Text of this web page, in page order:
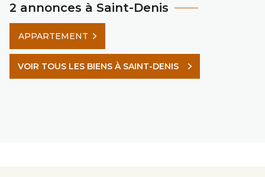
2 annonces à Saint-Denis
APPARTEMENT
VOIR TOUS LES BIENS À SAINT-DENIS